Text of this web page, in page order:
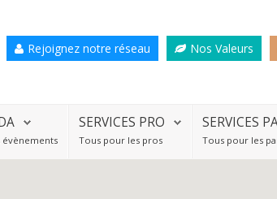
Rejoignez notre réseau Nos Valeurs
évènements
SERVICES PRO
Tous pour les pros
SERVICES
Tous pour les